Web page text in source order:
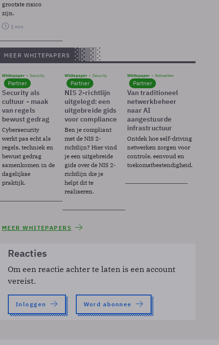
grootste risico
zijn.
1 min
MEER WHITEPAPERS
Whitepaper Security
Partner
Security als
cultuur - maak
van regels
bewust gedrag
Cybersecurity
werkt pas echt als
regels, techniek en
bewust gedrag
samenkomen in de
dagelijkse
praktijk.
Whitepaper Security
Partner
NIS 2-richtlijn
uitgelegd: een
uitgebreide gids
voor compliance
Ben je compliant
met de NIS 2-
richtlijn? Hier vind
je een uitgebreide
gids over de NIS 2-
richtlijn die je
helpt dit te
realiseren.
Whitepaper Netwerken
Partner
Van traditioneel
netwerkbeheer
naar AI
aangestuurde
infrastructuur
Ontdek hoe self-driving
netwerken zorgen voor
controle, eenvoud en
toekomstbestendigheid.
MEER WHITEPAPERS
Reacties
Om een reactie achter te laten is een account
vereist.
Inloggen Word abonnee